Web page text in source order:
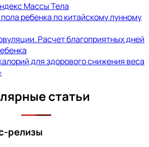
Массы Тела
ребенка по китайскому лунному
Расчет благоприятных дней
для здорового снижения веса
статьи
релизы